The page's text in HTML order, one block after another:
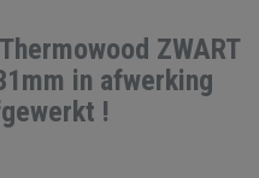
ZWART
in afwerking
!